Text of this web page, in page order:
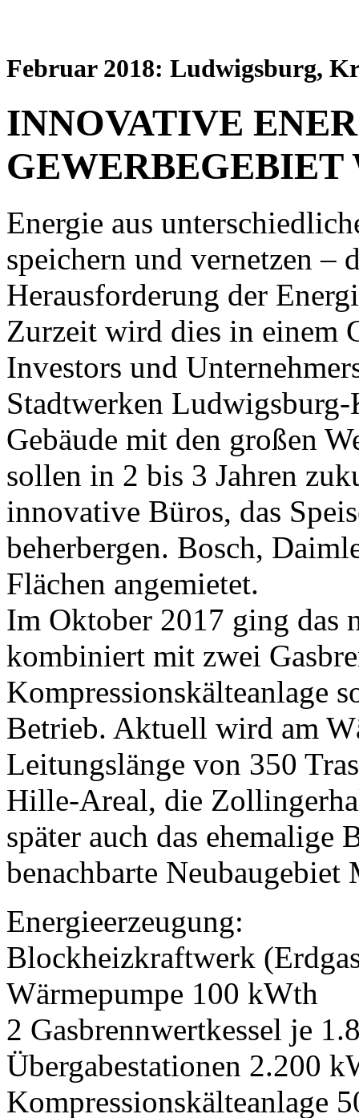
Februar 2018: Ludwigsburg,
INNOVATIVE
GEWERBEGEBIET
Energie aus
speichern und vernetzen –
Herausforderung der
Zurzeit wird dies in einem
Investors und
Stadtwerken
Gebäude mit den großen
sollen in 2 bis 3 Jahren
innovative Büros, das
beherbergen. Bosch,
Flächen angemietet.
Im Oktober 2017 ging das
kombiniert mit zwei
Kompressionskälteanlage
Betrieb. Aktuell wird am
Leitungslänge von 350
Hille-Areal, die
später auch das ehemalige
benachbarte
Energieerzeugung:
Blockheizkraftwerk
Wärmepumpe 100 kWth
2 Gasbrennwertkessel je
Übergabestationen 2.200
Kompressionskälteanlage